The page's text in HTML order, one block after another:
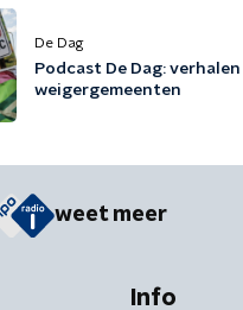
De Dag
Podcast De Dag:
weigergemeenten
weet meer
Info